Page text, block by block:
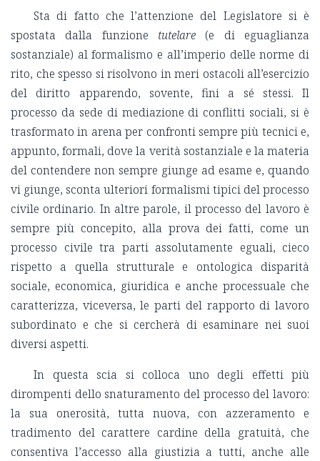
Sta di fatto che l’attenzione del Legislatore si è
spostata dalla funzione tutelare (e di eguaglianza
sostanziale) al formalismo e all’imperio delle norme di
rito, che spesso si risolvono in meri ostacoli all’esercizio
del diritto apparendo, sovente, fini a sé stessi. Il
processo da sede di mediazione di conflitti sociali, si è
trasformato in arena per confronti sempre più tecnici e,
appunto, formali, dove la verità sostanziale e la materia
del contendere non sempre giunge ad esame e, quando
vi giunge, sconta ulteriori formalismi tipici del processo
civile ordinario. In altre parole, il processo del lavoro è
sempre più concepito, alla prova dei fatti, come un
processo civile tra parti assolutamente eguali, cieco
rispetto a quella strutturale e ontologica disparità
sociale, economica, giuridica e anche processuale che
caratterizza, viceversa, le parti del rapporto di lavoro
subordinato e che si cercherà di esaminare nei suoi
diversi aspetti.
In questa scia si colloca uno degli effetti più
dirompenti dello snaturamento del processo del lavoro:
la sua onerosità, tutta nuova, con azzeramento e
tradimento del carattere cardine della gratuità, che
consentiva l’accesso alla giustizia a tutti, anche alle